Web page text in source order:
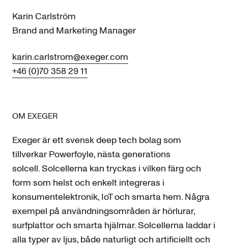
Karin Carlström
Brand and Marketing Manager
karin.carlstrom@exeger.com
+46 (0)70 358 29 11
OM EXEGER
Exeger är ett svensk deep tech bolag som
tillverkar Powerfoyle, nästa generations
solcell. Solcellerna kan tryckas i vilken färg och
form som helst och enkelt integreras i
konsumentelektronik, IoT och smarta hem. Några
exempel på användningsområden är hörlurar,
surfplattor och smarta hjälmar. Solcellerna laddar i
alla typer av ljus, både naturligt och artificiellt och